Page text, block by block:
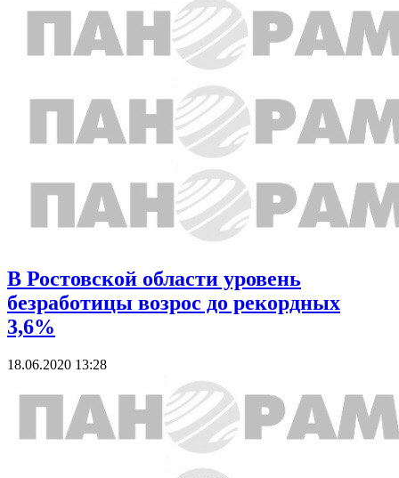
В Ростовской области уровень
безработицы возрос до рекордных
3,6%
18.06.2020 13:28